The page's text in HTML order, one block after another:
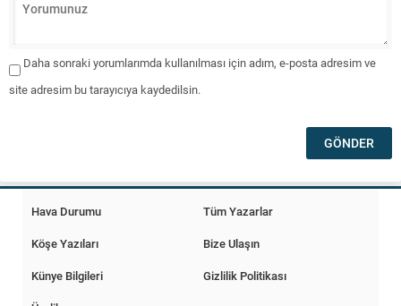
Daha sonraki yorumlarımda kullanılması için adım, e-posta adresim ve
site adresim bu tarayıcıya kaydedilsin.
Hava Durumu
Tüm Yazarlar
Köşe Yazıları
Bize Ulaşın
Künye Bilgileri
Gizlilik Politikası